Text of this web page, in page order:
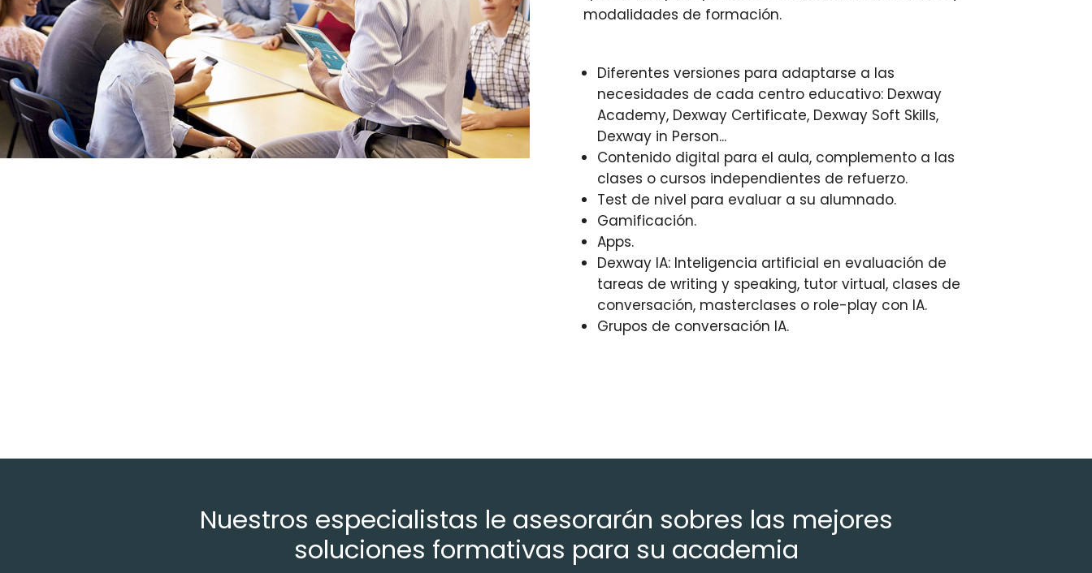
modalidades de formación.
Diferentes versiones para adaptarse a las
necesidades de cada centro educativo: Dexway
Academy, Dexway Certificate, Dexway Soft Skills,
Dexway in Person...
Contenido digital para el aula, complemento a las
clases o cursos independientes de refuerzo.
Test de nivel para evaluar a su alumnado.
Gamificación.
Apps.
Dexway IA: Inteligencia artificial en evaluación de
tareas de writing y speaking, tutor virtual, clases de
conversación, masterclases o role-play con IA.
Grupos de conversación IA.
Nuestros especialistas le asesorarán sobres las mejores
soluciones formativas para su academia